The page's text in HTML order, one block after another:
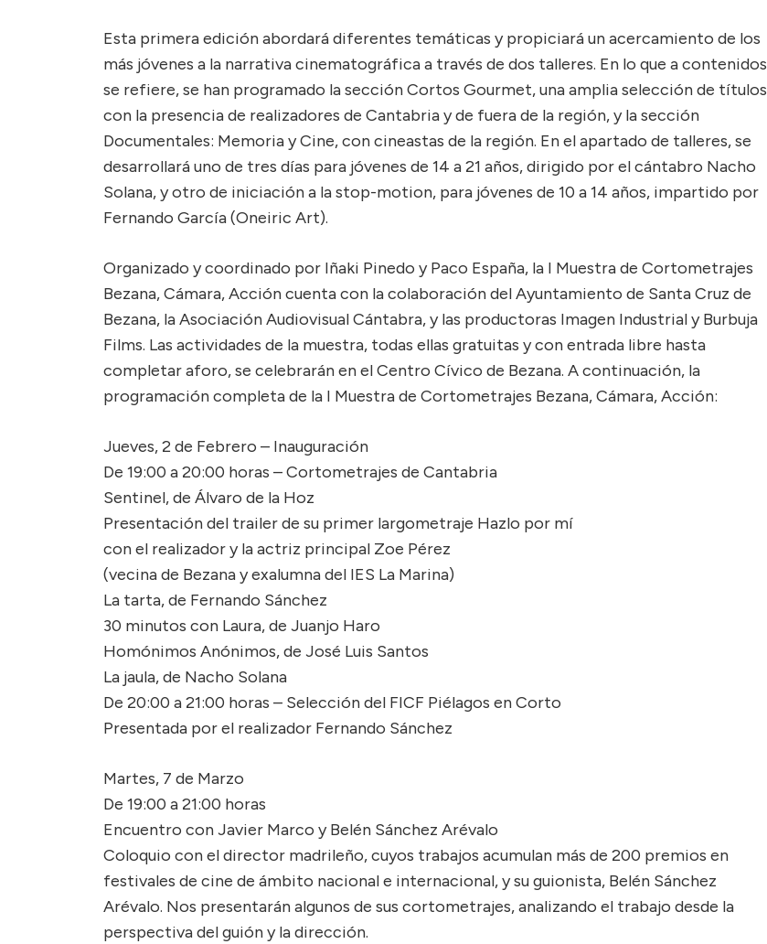
Esta primera edición abordará diferentes temáticas y propiciará un acercamiento de los
más jóvenes a la narrativa cinematográfica a través de dos talleres. En lo que a contenidos
se refiere, se han programado la sección Cortos Gourmet, una amplia selección de títulos
con la presencia de realizadores de Cantabria y de fuera de la región, y la sección
Documentales: Memoria y Cine, con cineastas de la región. En el apartado de talleres, se
desarrollará uno de tres días para jóvenes de 14 a 21 años, dirigido por el cántabro Nacho
Solana, y otro de iniciación a la stop-motion, para jóvenes de 10 a 14 años, impartido por
Fernando García (Oneiric Art).
Organizado y coordinado por Iñaki Pinedo y Paco España, la I Muestra de Cortometrajes
Bezana, Cámara, Acción cuenta con la colaboración del Ayuntamiento de Santa Cruz de
Bezana, la Asociación Audiovisual Cántabra, y las productoras Imagen Industrial y Burbuja
Films. Las actividades de la muestra, todas ellas gratuitas y con entrada libre hasta
completar aforo, se celebrarán en el Centro Cívico de Bezana. A continuación, la
programación completa de la I Muestra de Cortometrajes Bezana, Cámara, Acción:
Jueves, 2 de Febrero – Inauguración
De 19:00 a 20:00 horas – Cortometrajes de Cantabria
Sentinel, de Álvaro de la Hoz
Presentación del trailer de su primer largometraje Hazlo por mí
con el realizador y la actriz principal Zoe Pérez
(vecina de Bezana y exalumna del IES La Marina)
La tarta, de Fernando Sánchez
30 minutos con Laura, de Juanjo Haro
Homónimos Anónimos, de José Luis Santos
La jaula, de Nacho Solana
De 20:00 a 21:00 horas – Selección del FICF Piélagos en Corto
Presentada por el realizador Fernando Sánchez
Martes, 7 de Marzo
De 19:00 a 21:00 horas
Encuentro con Javier Marco y Belén Sánchez Arévalo
Coloquio con el director madrileño, cuyos trabajos acumulan más de 200 premios en
festivales de cine de ámbito nacional e internacional, y su guionista, Belén Sánchez
Arévalo. Nos presentarán algunos de sus cortometrajes, analizando el trabajo desde la
perspectiva del guión y la dirección.